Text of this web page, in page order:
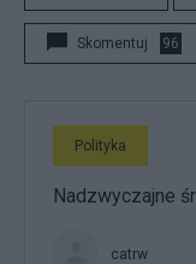
Skomentuj 96
Polityka
Nadzwyczajne
catrw